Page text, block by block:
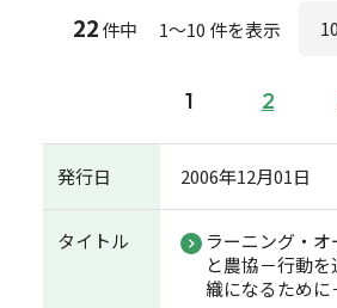
22件中 1～10 件を表示
1 2
発行日 2006年12月01日
タイトル
ラーニング・
と農協－行動
織になるために